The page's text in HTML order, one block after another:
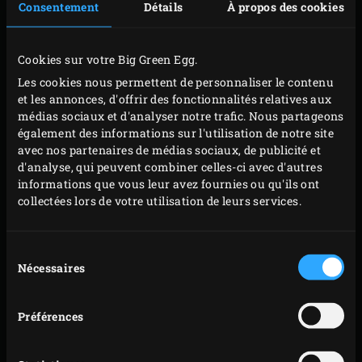
Consentement Détails À propos des cookies
Cookies sur votre Big Green Egg.
Les cookies nous permettent de personnaliser le contenu
et les annonces, d'offrir des fonctionnalités relatives aux
médias sociaux et d'analyser notre trafic. Nous partageons
également des informations sur l'utilisation de notre site
avec nos partenaires de médias sociaux, de publicité et
d'analyse, qui peuvent combiner celles-ci avec d'autres
informations que vous leur avez fournies ou qu'ils ont
collectées lors de votre utilisation de leurs services.
duNécessaires
Préférences
PRÉPARATION
Pour la garniture aux épinards, faites fondre le
beurre dans lefaitout vertrond posé dans l’EGG.
Ajoutez l’échalote et le fenouil, et laissez revenir
quelques minutes jusqu’à ce que l’échalote
devienne translucide. Déglacez avec le Pernod et la
crème fraîche liquide et laissez réduire, en remuant
de temps en temps, jusqu’à obtenir une consistance
laissez mijoter jusqu’à ce qu’ils aient réduit. Ajoutez
versez dans une passoire et laissez refroidir la